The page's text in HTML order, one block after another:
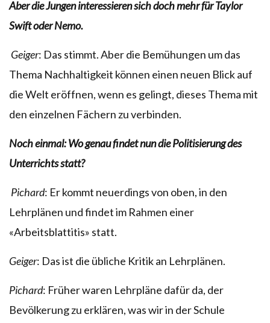
Aber die Jungen interessieren sich doch mehr für Taylor
Swift oder Nemo.
Geiger: Das stimmt. Aber die Bemühungen um das
Thema Nachhaltigkeit können einen neuen Blick auf
die Welt eröffnen, wenn es gelingt, dieses Thema mit
den einzelnen Fächern zu verbinden.
Noch einmal: Wo genau findet nun die Politisierung des
Unterrichts statt?
Pichard: Er kommt neuerdings von oben, in den
Lehrplänen und findet im Rahmen einer
«Arbeitsblattitis» statt.
Geiger: Das ist die übliche Kritik an Lehrplänen.
Pichard: Früher waren Lehrpläne dafür da, der
Bevölkerung zu erklären, was wir in der Schule